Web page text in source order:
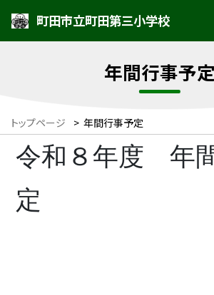
町田市立町田第三小学校
年間行事予定
トップページ > 年間行事予定
令和８年度 年
定